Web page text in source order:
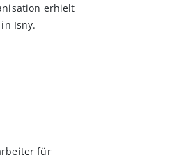
erhielt
Isny.
für